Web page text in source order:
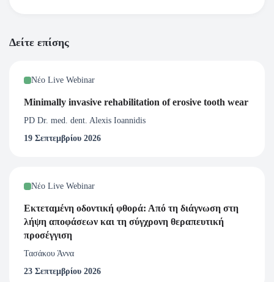
πιστοποιητικό μέσω email από 2 έως 5 ημέρες μετά την
ολοκλήρωση του σεμιναρίου.
Δείτε επίσης
Νέο Live Webinar
Minimally invasive rehabilitation of erosive tooth wear
PD Dr. med. dent. Alexis Ioannidis
19 Σεπτεμβρίου 2026
Νέο Live Webinar
Εκτεταμένη οδοντική φθορά: Από τη διάγνωση στη
λήψη αποφάσεων και τη σύγχρονη θεραπευτική
προσέγγιση
Τασάκου Άννα
23 Σεπτεμβρίου 2026